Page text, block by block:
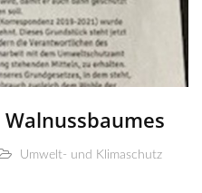
Umwelt- und Klimaschutz